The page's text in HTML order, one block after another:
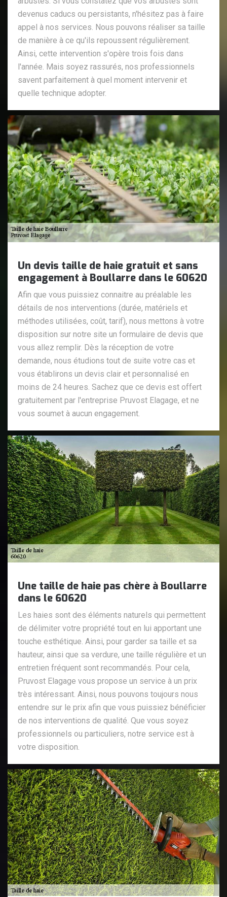
devenus caducs ou persistants, n'hésitez pas à faire
appel à nos services. Nous pouvons réaliser sa taille
de manière à ce qu'ils repoussent régulièrement.
Ainsi, cette intervention s'opère trois fois dans
l'année. Mais soyez rassurés, nos professionnels
savent parfaitement à quel moment intervenir et
quelle technique adopter.
Un devis taille de haie gratuit et sans
engagement à Boullarre dans le 60620
Afin que vous puissiez connaitre au préalable les
détails de nos interventions (durée, matériels et
méthodes utilisées, coût, tarif), nous mettons à votre
disposition sur notre site un formulaire de devis que
vous allez remplir. Dès la réception de votre
demande, nous étudions tout de suite votre cas et
vous établirons un devis clair et personnalisé en
moins de 24 heures. Sachez que ce devis est offert
gratuitement par l'entreprise Pruvost Elagage, et ne
vous soumet à aucun engagement.
Une taille de haie pas chère à Boullarre
dans le 60620
Les haies sont des éléments naturels qui permettent
de délimiter votre propriété tout en lui apportant une
touche esthétique. Ainsi, pour garder sa taille et sa
hauteur, ainsi que sa verdure, une taille régulière et un
entretien fréquent sont recommandés. Pour cela,
Pruvost Elagage vous propose un service à un prix
très intéressant. Ainsi, nous pouvons toujours nous
entendre sur le prix afin que vous puissiez bénéficier
de nos interventions de qualité. Que vous soyez
professionnels ou particuliers, notre service est à
votre disposition.